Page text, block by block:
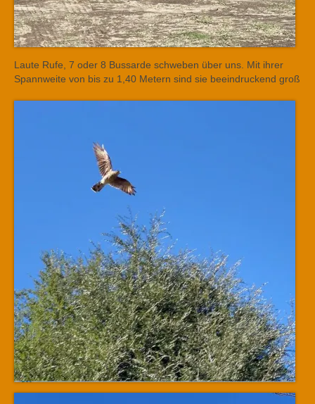
Laute Rufe, 7 oder 8 Bussarde schweben über uns. Mit ihrer
Spannweite von bis zu 1,40 Metern sind sie beeindruckend groß